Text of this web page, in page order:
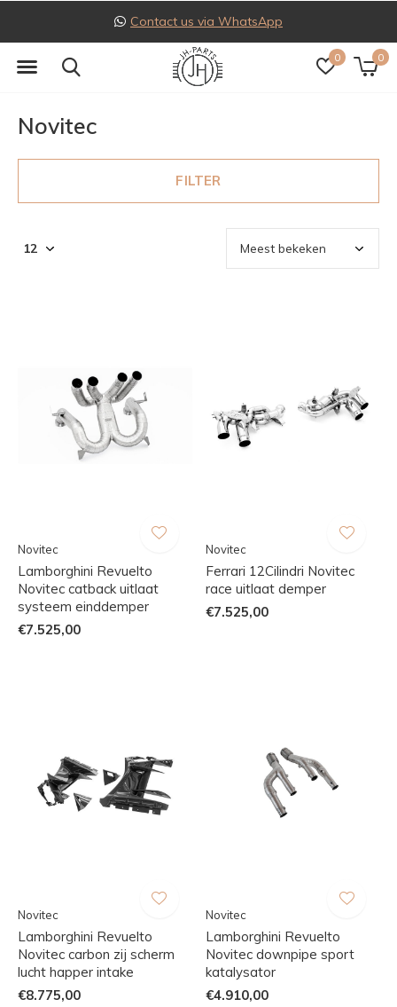
0 0
Follow us on Instagram
Novitec
FILTER
Novitec
Lamborghini Revuelto
Novitec catback uitlaat
systeem einddemper
€7.525,00
Novitec
Ferrari 12Cilindri Novitec
race uitlaat demper
€7.525,00
Novitec
Lamborghini Revuelto
Novitec carbon zij scherm
lucht happer intake
€8.775,00
Novitec
Lamborghini Revuelto
Novitec downpipe sport
katalysator
€4.910,00